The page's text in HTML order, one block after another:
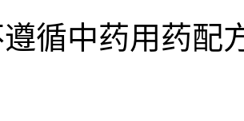
循中药用药配